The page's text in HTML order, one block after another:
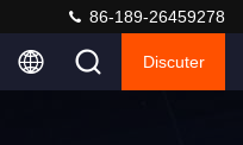
86-189-26459278
Discuter